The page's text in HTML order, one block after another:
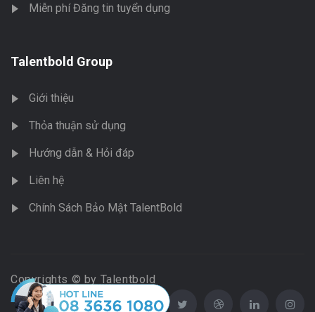
Miễn phí Đăng tin tuyển dụng
Talentbold Group
Giới thiệu
Thỏa thuận sử dụng
Hướng dẫn & Hỏi đáp
Liên hệ
Chính Sách Bảo Mật TalentBold
Copyrights © by Talentbold